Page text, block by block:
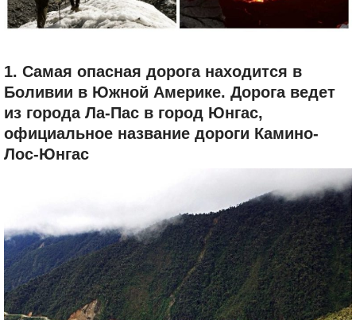
1. Самая опасная дорога находится в
Боливии в Южной Америке. Дорога ведет
из города Ла-Пас в город Юнгас,
официальное название дороги Камино-
Лос-Юнгас